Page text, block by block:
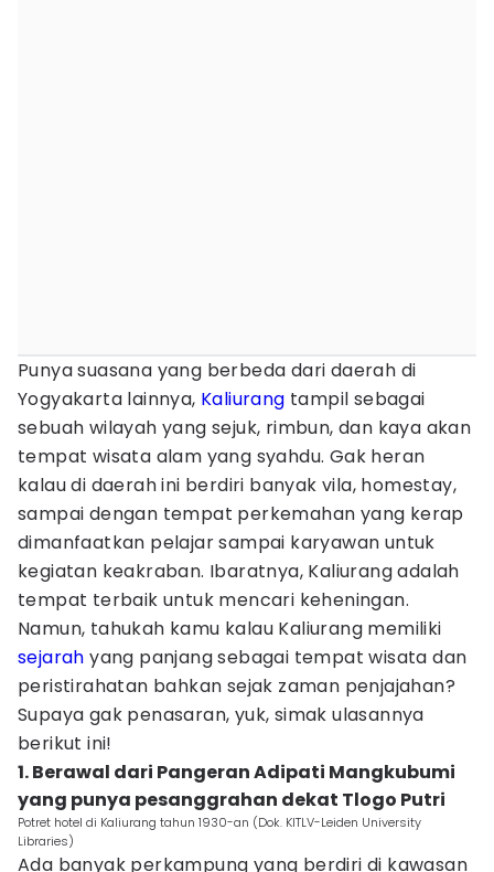
Punya suasana yang berbeda dari daerah di
Yogyakarta lainnya, Kaliurang tampil sebagai
sebuah wilayah yang sejuk, rimbun, dan kaya akan
tempat wisata alam yang syahdu. Gak heran
kalau di daerah ini berdiri banyak vila, homestay,
sampai dengan tempat perkemahan yang kerap
dimanfaatkan pelajar sampai karyawan untuk
kegiatan keakraban. Ibaratnya, Kaliurang adalah
tempat terbaik untuk mencari keheningan.
Namun, tahukah kamu kalau Kaliurang memiliki
sejarah yang panjang sebagai tempat wisata dan
peristirahatan bahkan sejak zaman penjajahan?
Supaya gak penasaran, yuk, simak ulasannya
berikut ini!
1. Berawal dari Pangeran Adipati Mangkubumi
yang punya pesanggrahan dekat Tlogo Putri
Potret hotel di Kaliurang tahun 1930-an (Dok. KITLV-Leiden University
Libraries)
Ada banyak perkampung yang berdiri di kawasan